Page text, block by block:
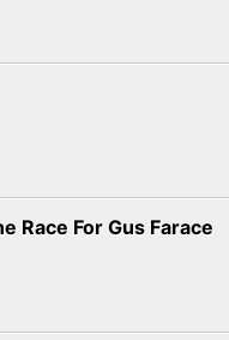
Race For Gus Farace